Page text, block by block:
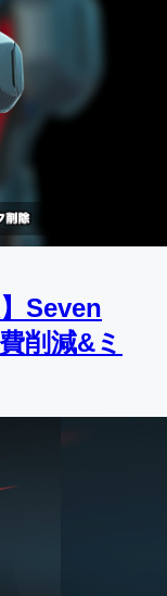
Seven
削減&ミ